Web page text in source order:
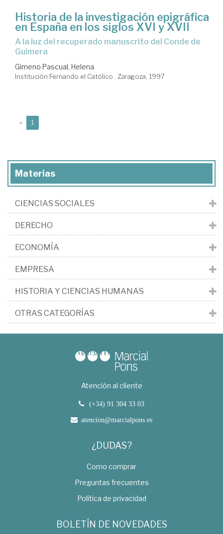
Historia de la investigación epigráfica
en España en los siglos XVI y XVII
a la luz del recuperado manuscrito del Conde de
Guimera
Gimeno Pascual, Helena
Institución Fernando el Católico . Zaragoza, 1997
« 1
Materias
CIENCIAS SOCIALES
DERECHO
ECONOMÍA
EMPRESA
HISTORIA Y CIENCIAS HUMANAS
OTRAS CATEGORÍAS
Atención al cliente
(+34) 91 304 33 03
atencion@marcialpons.es
¿DUDAS?
Como comprar
Preguntas frecuentes
Política de privacidad
BOLETÍN DE NOVEDADES